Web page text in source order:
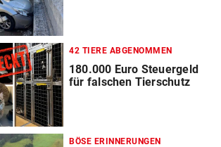
42 TIERE ABGENOMMEN
180.000 Euro Steuergeld
für falschen Tierschutz
BÖSE ERINNERUNGEN